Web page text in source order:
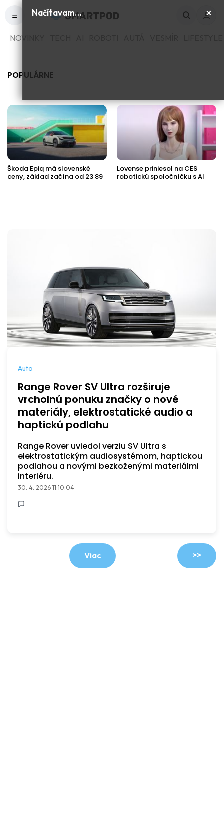
Načítavam… ×
NOVINKY
POPULÁRNE
Škoda Epiq má slovenské
ceny, základ začína od 23 89
Lovense priniesol na CES
robotickú spoločníčku s AI
Auto
Range Rover SV Ultra rozširuje
vrcholnú ponuku značky o nové
materiály, elektrostatické audio a
haptickú podlahu
Range Rover uviedol verziu SV Ultra s
elektrostatickým audiosystémom, haptickou
podlahou a novými bezkoženými materiálmi
interiéru.
30. 4. 2026 11:10:04
>>